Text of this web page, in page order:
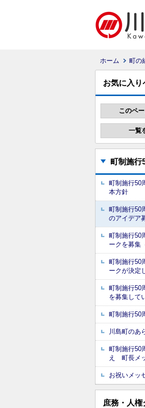
ホーム 町の
お気に入り
町制施行
町制施行50
本方針
町制施行
のアイデア
町制施行50
ークを募集
町制施行50
ークが決定
町制施行50
を募集して
町制施行50
川島町のあ
町制施行50
え 町長メ
お祝いメッ
庶務・人権